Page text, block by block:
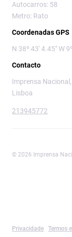
Autocarros: 58
Metro: Rato
Coordenadas GPS
N 38º 43' 4.45" W
Contacto
Imprensa
Lisboa
213945772
© 2026 Imprensa
Privacidade Termos